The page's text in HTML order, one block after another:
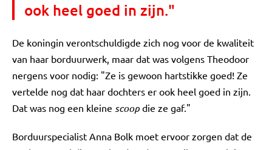
ook heel goed in zijn."
De koningin verontschuldigde zich nog voor de kwaliteit
van haar borduurwerk, maar dat was volgens Theodoor
nergens voor nodig: "Ze is gewoon hartstikke goed! Ze
vertelde nog dat haar dochters er ook heel goed in zijn.
Dat was nog een kleine scoop die ze gaf."
Borduurspecialist Anna Bolk moet ervoor zorgen dat de